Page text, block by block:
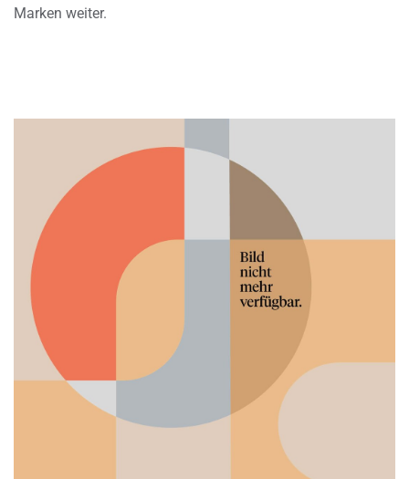
Marken weiter.